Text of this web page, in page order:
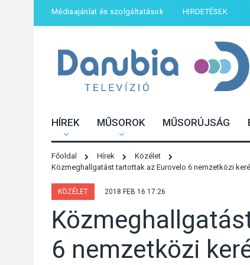
Médiaajánlat és szolgáltatások HIRDETÉSEK
HÍREK MŰSOROK MŰSORÚJSÁG
Főoldal Hírek
Közélet
Közmeghallgatást tartottak az Eurovelo 6 nemzetközi
KÖZÉLET 2018 FEB 16 17:26
6 nemzetközi